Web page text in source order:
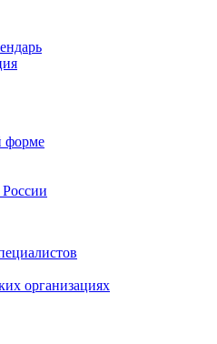
форме
России
организациях